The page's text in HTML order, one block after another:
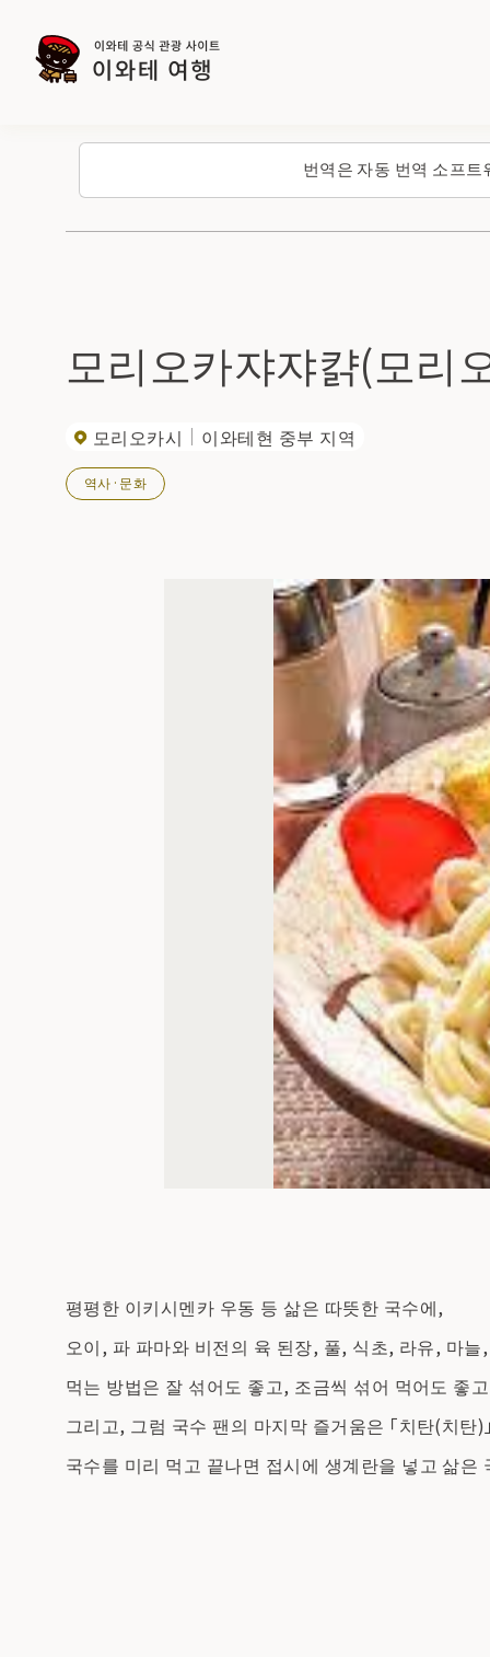
번역은 자동 번역 소프
모리오카쟈쟈캵(모리
모리오카시 이와테현 중부 지역
역사·문화
평평한 이키시멘카 우동 등 삶은 따뜻한 국수에,
오이, 파 파마와 비전의 육 된장, 풀, 식초, 라유, 마
먹는 방법은 잘 섞어도 좋고, 조금씩 섞어 먹어도 좋
그리고, 그럼 국수 팬의 마지막 즐거움은 「치탄(치탄)
국수를 미리 먹고 끝나면 접시에 생계란을 넣고 삶